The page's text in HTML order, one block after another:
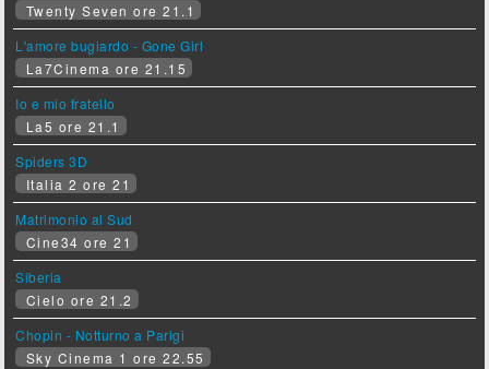
Twenty Seven ore 21.1
L'amore bugiardo - Gone Girl
La7Cinema ore 21.15
Io e mio fratello
La5 ore 21.1
Spiders 3D
Italia 2 ore 21
Matrimonio al Sud
Cine34 ore 21
Siberia
Cielo ore 21.2
Chopin - Notturno a Parigi
Sky Cinema 1 ore 22.55